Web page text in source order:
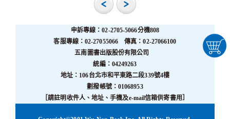
申訴專線：02-2705-5066分機808
客服專線：02-27055066 傳真：02-27066100
五南圖書出版股份有限公司
統編：04249263
地址：106台北市和平東路二段339號4樓
劃撥帳號：01068953
［請註明收件人、地址、手機及e-mail信箱供寄書用］